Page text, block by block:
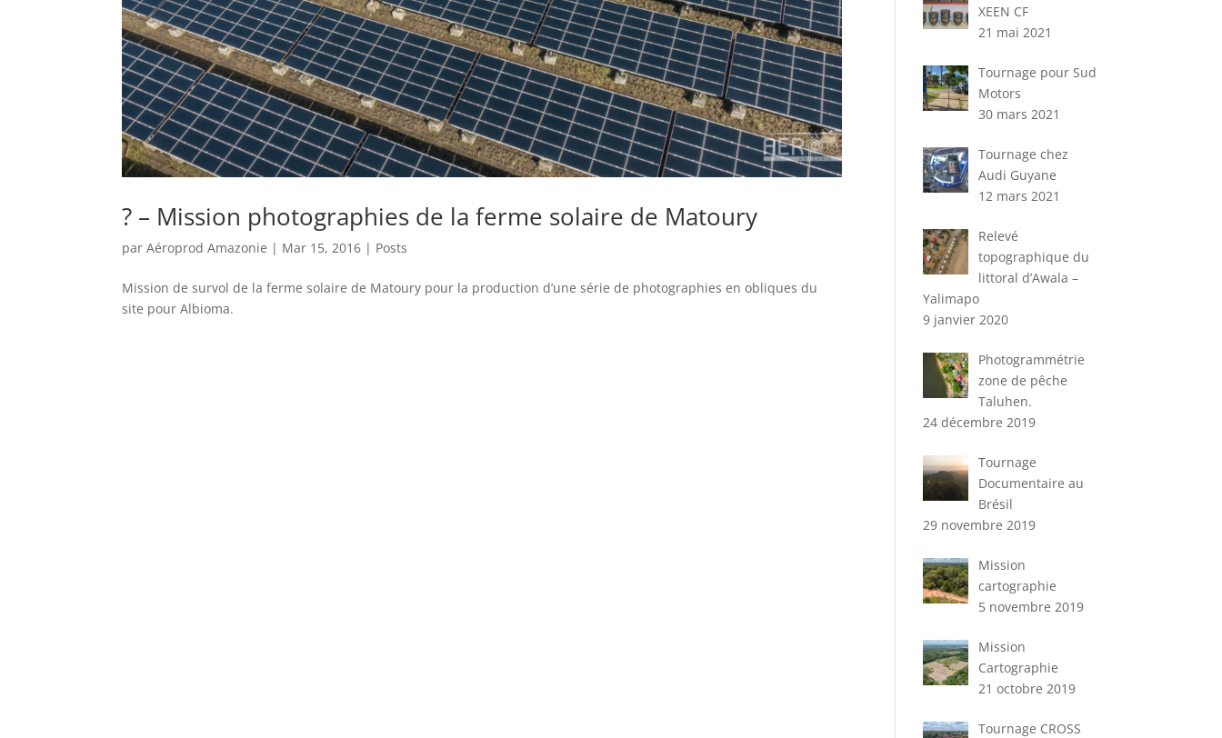
? – Mission photographies de la ferme solaire de Matoury
parAéroprod Amazonie | Mar 15, 2016 | Posts
Mission de survol de la ferme solaire de Matoury pour la production d’une série de photographies en obliques du
site pour Albioma.
XEEN CF
21 mai 2021
Tournage pour Sud
Motors
30 mars 2021
Tournage chez
Audi Guyane
12 mars 2021
Relevé
topographique du
littoral d’Awala –
Yalimapo
9 janvier 2020
Photogrammétrie
zone de pêche
Taluhen.
24 décembre 2019
Tournage
Documentaire au
Brésil
29 novembre 2019
Mission
cartographie
5 novembre 2019
Mission
Cartographie
21 octobre 2019
Tournage CROSS